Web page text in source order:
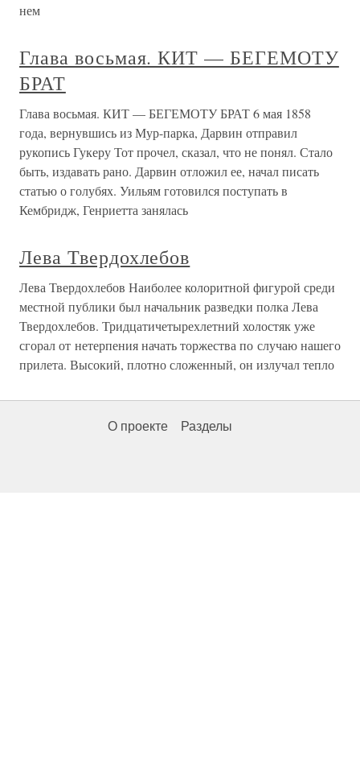
нем
Глава восьмая. КИТ — БЕГЕМОТУ
БРАТ
Глава восьмая. КИТ — БЕГЕМОТУ БРАТ 6 мая 1858
года, вернувшись из Мур-парка, Дарвин отправил
рукопись Гукеру Тот прочел, сказал, что не понял. Стало
быть, издавать рано. Дарвин отложил ее, начал писать
статью о голубях. Уильям готовился поступать в
Кембридж, Генриетта занялась
Лева Твердохлебов
Лева Твердохлебов Наиболее колоритной фигурой среди
местной публики был начальник разведки полка Лева
Твердохлебов. Тридцатичетырехлетний холостяк уже
сгорал от нетерпения начать торжества по случаю нашего
прилета. Высокий, плотно сложенный, он излучал тепло
О проекте Разделы